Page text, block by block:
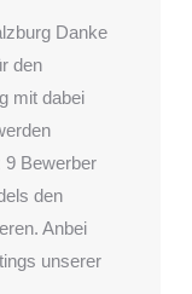
Danke
den
mit dabei
9 Bewerber
den
Anbei
unserer